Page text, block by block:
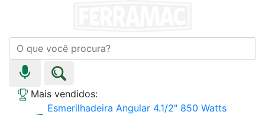
Mais vendidos:
Esmerilhadeira Angular 4.1/2" 850 Watts